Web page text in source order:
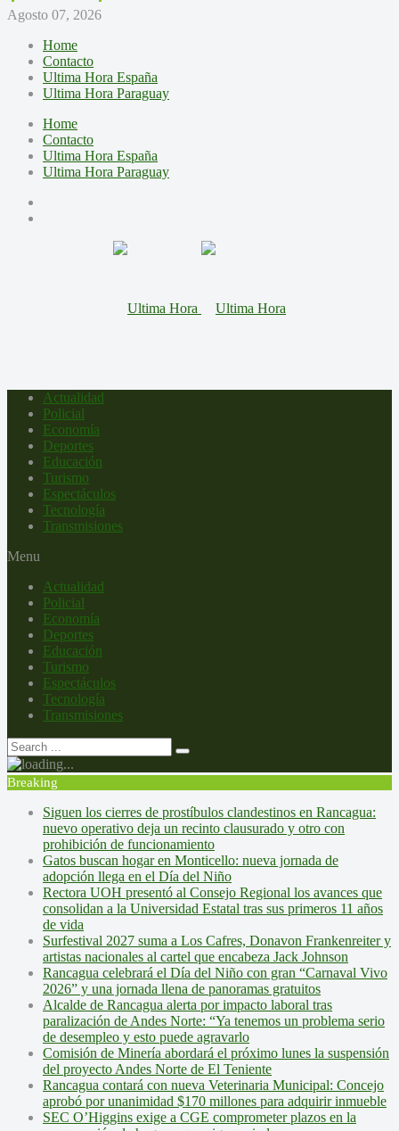
Agosto 07, 2026
Home
Contacto
Ultima Hora España
Ultima Hora Paraguay
Home
Contacto
Ultima Hora España
Ultima Hora Paraguay
Actualidad
Policial
Economía
Deportes
Educación
Turismo
Espectáculos
Tecnología
Transmisiones
Menu
Actualidad
Policial
Economía
Deportes
Educación
Turismo
Espectáculos
Tecnología
Transmisiones
Breaking
Siguen los cierres de prostíbulos clandestinos en Rancagua:
nuevo operativo deja un recinto clausurado y otro con
prohibición de funcionamiento
Gatos buscan hogar en Monticello: nueva jornada de
adopción llega en el Día del Niño
Rectora UOH presentó al Consejo Regional los avances que
consolidan a la Universidad Estatal tras sus primeros 11 años
de vida
Surfestival 2027 suma a Los Cafres, Donavon Frankenreiter y
artistas nacionales al cartel que encabeza Jack Johnson
Rancagua celebrará el Día del Niño con gran “Carnaval Vivo
2026” y una jornada llena de panoramas gratuitos
Alcalde de Rancagua alerta por impacto laboral tras
paralización de Andes Norte: “Ya tenemos un problema serio
de desempleo y esto puede agravarlo
Comisión de Minería abordará el próximo lunes la suspensión
del proyecto Andes Norte de El Teniente
Rancagua contará con nueva Veterinaria Municipal: Concejo
aprobó por unanimidad $170 millones para adquirir inmueble
SEC O’Higgins exige a CGE comprometer plazos en la